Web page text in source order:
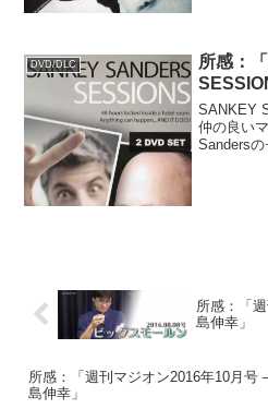
DVD/DLC
所感：
SANKEY
仲の良い
Sanders
所感：「
島伸幸」
所感：「週刊マジオン2016年10月号
島伸幸」